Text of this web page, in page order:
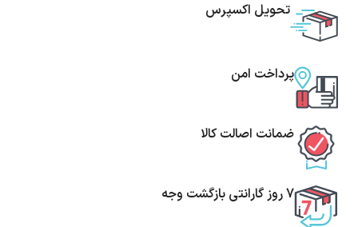
تحویل اکسپرس
پرداخت امن
ضمانت اصالت کالا
7 روز گارانتی بازگشت وجه